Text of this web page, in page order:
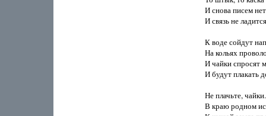
И снова писем
И связь не
К воде сойдут
На кольях
И чайки спросят
И будут плакать
Не плачьте,
В краю родном